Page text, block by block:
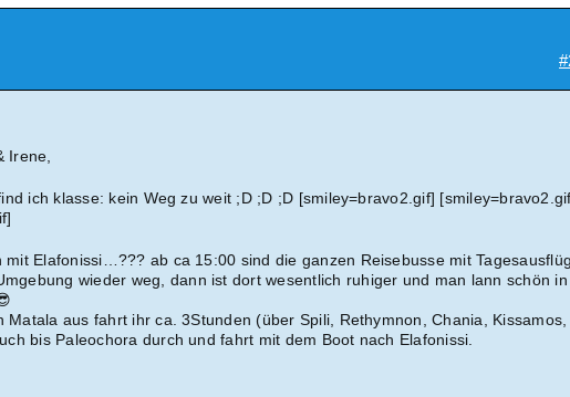
Irene,
ich klasse: kein Weg zu weit ;D ;D ;D [smiley=bravo2.gif]
mit Elafonissi…??? ab ca 15:00 sind die ganzen Reisebusse mit
wieder weg, dann ist dort wesentlich ruhiger und man lann schön
Matala aus fahrt ihr ca. 3Stunden (über Spili, Rethymnon, Chania, Kissamos,
bis Paleochora durch und fahrt mit dem Boot nach Elafonissi.